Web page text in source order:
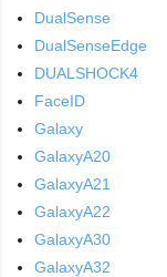
DualSense
DualSenseEdge
DUALSHOCK4
FaceID
Galaxy
GalaxyA20
GalaxyA21
GalaxyA22
GalaxyA30
GalaxyA32